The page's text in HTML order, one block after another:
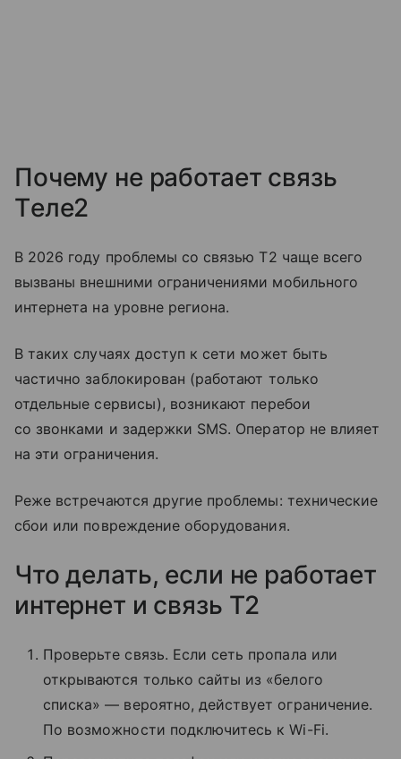
Почему не работает связь
Tеле2
В 2026 году проблемы со связью T2 чаще всего
вызваны внешними ограничениями мобильного
интернета на уровне региона.
В таких случаях доступ к сети может быть
частично заблокирован (работают только
отдельные сервисы), возникают перебои
со звонками и задержки SMS. Оператор не влияет
на эти ограничения.
Реже встречаются другие проблемы: технические
сбои или повреждение оборудования.
Что делать, если не работает
интернет и связь T2
Проверьте связь. Если сеть пропала или
открываются только сайты из «белого
списка» — вероятно, действует ограничение.
По возможности подключитесь к Wi-Fi.